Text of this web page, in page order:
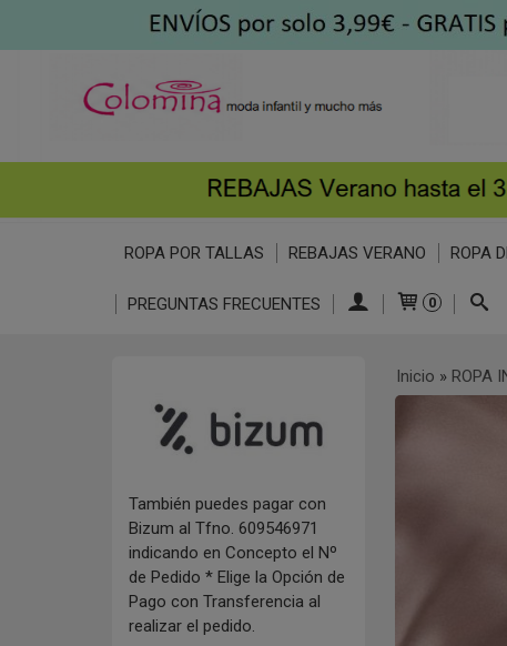
ROPA POR TALLAS REBAJAS VERANO ROPA
PREGUNTAS FRECUENTES 0
También puedes pagar con
Bizum al Tfno. 609546971
indicando en Concepto el Nº
de Pedido * Elige la Opción de
Pago con Transferencia al
realizar el pedido.
Inicio » ROPA